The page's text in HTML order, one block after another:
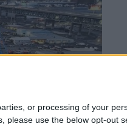
or processing of your
please use the below opt-out